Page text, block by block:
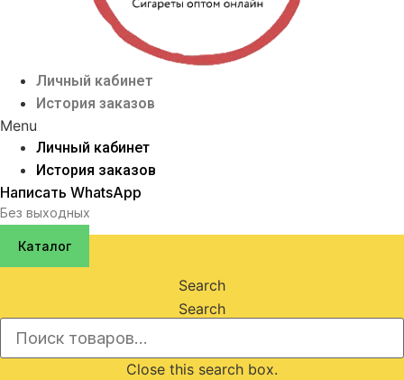
Личный кабинет
История заказов
Menu
Личный кабинет
История заказов
Написать WhatsApp
Без выходных
Каталог
Search
Search
Close this search box.